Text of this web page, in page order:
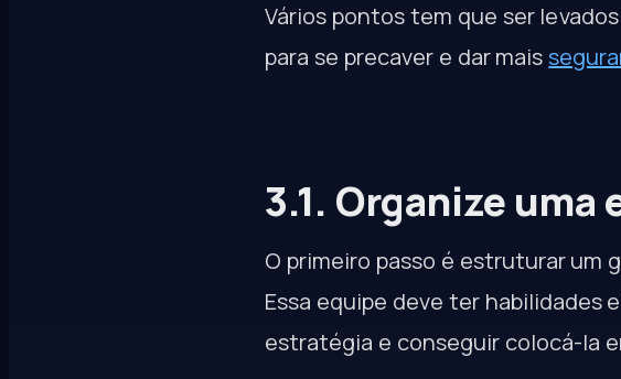
Vários pontos tem que ser
para se precaver e dar mais
3.1. Organize uma
O primeiro passo é estruturar um
Essa equipe deve ter habilidades
estratégia e conseguir colocá-la